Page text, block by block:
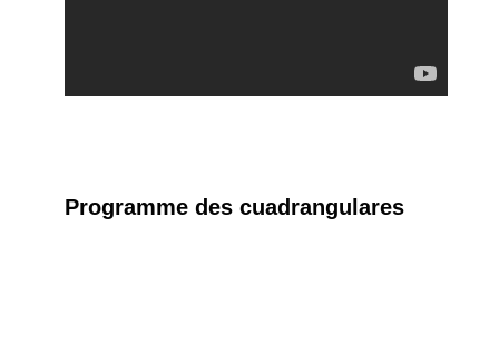
Programme des cuadrangulares